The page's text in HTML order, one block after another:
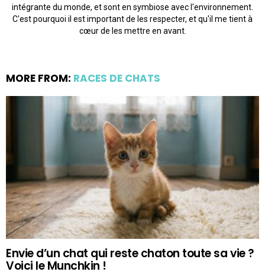
intégrante du monde, et sont en symbiose avec l'environnement.
C'est pourquoi il est important de les respecter, et qu'il me tient à
cœur de les mettre en avant.
MORE FROM: RACES DE CHATS
Envie d’un chat qui reste chaton toute sa vie ?
Voici le Munchkin !